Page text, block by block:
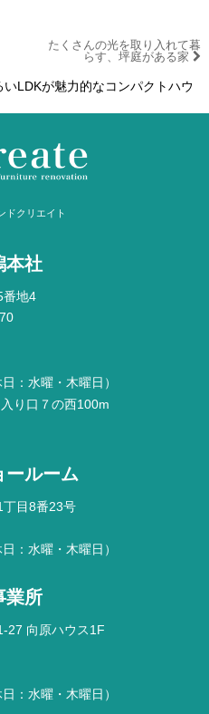
たくさんの光を取り入れて暮
らす、坪庭がある家
いLDKが魅力的なコンパクトハウ
ドクリエイト
本社
番地4
：水曜・木曜日）
り口７の西100m
ールーム
丁目8番23号
：水曜・木曜日）
業所
27 向原ハウス1F
：水曜・木曜日）